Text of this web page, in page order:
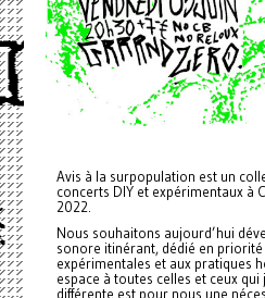
Avis à la surpopulation est un
concerts DIY et expérimentaux à
2022.
Nous souhaitons aujourd’hui
sonore itinérant, dédié en priorité
expérimentales et aux pratiques
espace à toutes celles et ceux
différente est pour nous une